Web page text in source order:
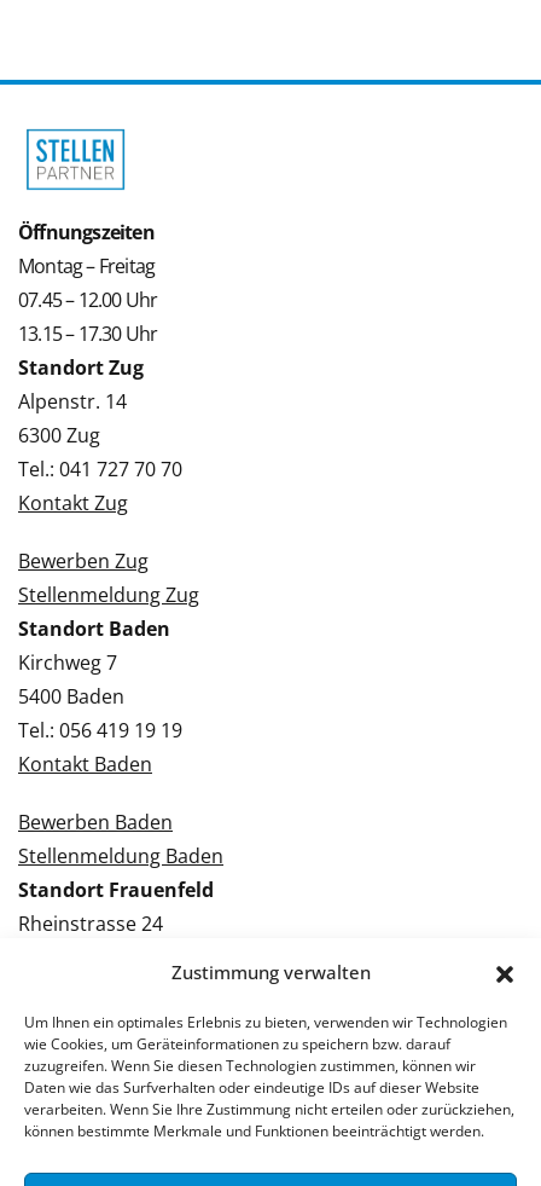
Zustimmung verwalten
Um Ihnen ein optimales Erlebnis zu bieten, verwenden wir Technologien
wie Cookies, um Geräteinformationen zu speichern bzw. darauf
zuzugreifen. Wenn Sie diesen Technologien zustimmen, können wir
Daten wie das Surfverhalten oder eindeutige IDs auf dieser Website
verarbeiten. Wenn Sie Ihre Zustimmung nicht erteilen oder zurückziehen,
können bestimmte Merkmale und Funktionen beeinträchtigt werden.
Öffnungszeiten
Montag – Freitag
07.45 – 12.00 Uhr
13.15 – 17.30 Uhr
Standort Zug
Alpenstr. 14
6300 Zug
Tel.: 041 727 70 70
Kontakt Zug
Bewerben Zug
Stellenmeldung Zug
Standort Baden
Kirchweg 7
5400 Baden
Tel.: 056 419 19 19
Kontakt Baden
Bewerben Baden
Stellenmeldung Baden
Standort Frauenfeld
Rheinstrasse 24
Kontakt Frauenfeld
Bewerben Frauenfeld
Stellenmeldung Frauenfeld